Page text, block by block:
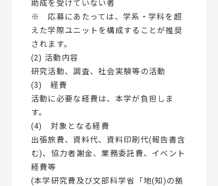
助成を受けていない者
※ 応募にあたっては、学系・学科を超
えた学際ユニットを構成することが推奨
されます。
(2) 活動内容
研究活動、調査、社会実験等の活動
(3) 経費
活動に必要な経費は、本学が負担しま
す。
(4) 対象となる経費
出張旅費、資料代、資料印刷代(報告書含
む)、協力者謝金、業務委託費、イベント
経費等
(本学研究費及び文部科学省「地(知)の拠